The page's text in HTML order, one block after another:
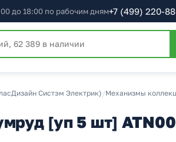
до 18:00 по рабочим дням+7 (499) 220-
Систэм Электрик)/Механизмы
[уп 5 шт]